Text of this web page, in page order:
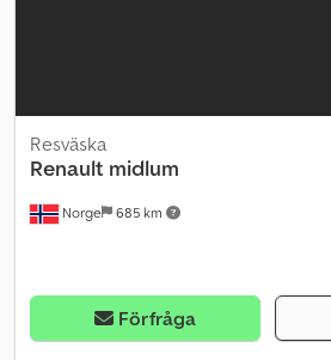
VF6MKN5JE4768xxxx Vänligen kontakta
information.
Norge 685 km
Resväska
Renault midlum
Förfråga